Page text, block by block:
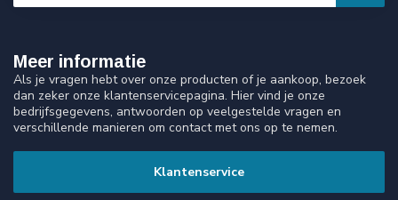
Meer informatie
Als je vragen hebt over onze producten of je aankoop, bezoek
dan zeker onze klantenservicepagina. Hier vind je onze
bedrijfsgegevens, antwoorden op veelgestelde vragen en
verschillende manieren om contact met ons op te nemen.
Klantenservice